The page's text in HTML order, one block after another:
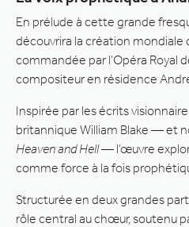
En prélude à cette grande
découvrira la création mondiale
commandée par l’Opéra Royal
compositeur en résidence
Inspirée par les écrits
britannique William Blake — et
Heaven and Hell— l’œuvre
comme force à la fois
Structurée en deux grandes
rôle central au chœur, soutenu